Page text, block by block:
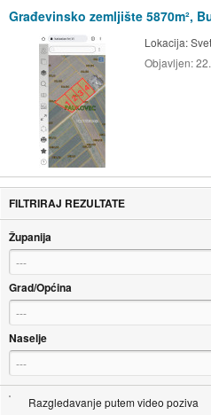
Građevinsko zemljište 5870m²,
Lokacija:
Objavljen:
FILTRIRAJ REZULTATE
Županija
---
Grad/Općina
---
Naselje
---
Razgledavanje putem video poziva